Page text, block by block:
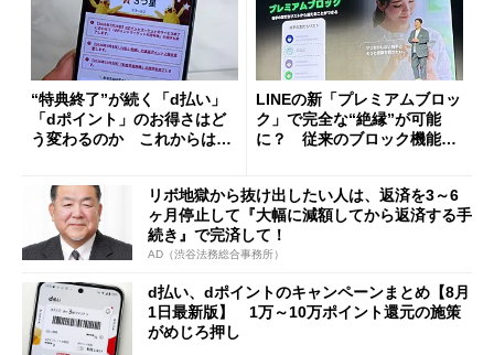
“特典終了”が続く「d払い」
「dポイント」のお得さはど
う変わるのか これからは
LINEの新「プレミアムブロッ
ク」で完全な“絶縁”が可能
に？ 従来のブロック機能と
リボ地獄から抜け出したい人は、返済を3～6
ヶ月停止して『大幅に減額してから返済する手
続き』で完済して！
AD（渋谷法務総合事務所）
d払い、dポイントのキャンペーンまとめ【8月
1日最新版】 1万～10万ポイント還元の施策
がめじろ押し